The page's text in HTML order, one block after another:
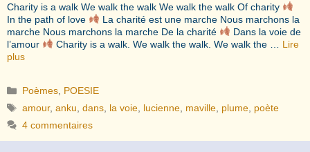
Charity is a walk We walk the walk We walk the walk Of charity
In the path of love
La charité est une marche Nous marchons la
marche Nous marchons la marche De la charité
Dans la voie de
l’amour
Charity is a walk. We walk the walk. We walk the … Lire
plus
Catégories
Poèmes POESIE
Étiquettes
amour,anku ,dans la voie lucienne maville plume poète
4 commentaires